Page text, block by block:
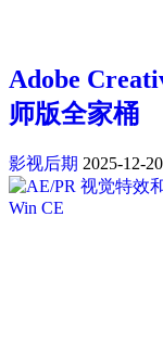
Adobe
师版全家桶
影视后期 2025-12-20